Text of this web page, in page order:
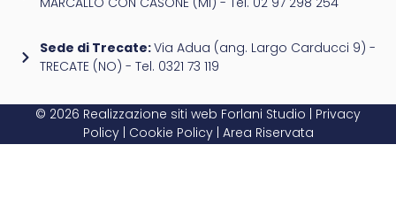
Sede di Trecate:Via Adua (ang. Largo Carducci 9) -
TRECATE (NO) - Tel. 0321 73 119
© 2026 Realizzazione siti web Forlani Studio
Privacy
Policy| Cookie Policy| Area Riservata